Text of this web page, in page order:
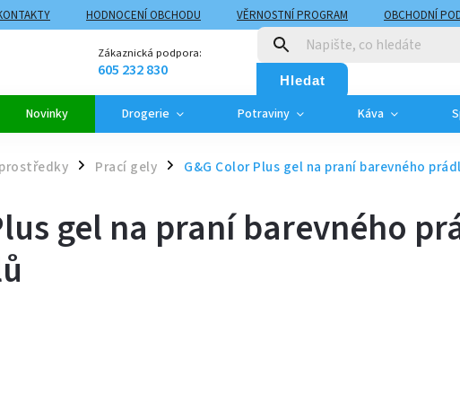
HODNOCENÍ OBCHODU VĚRNOSTNÍ PROGRAM OBCHODNÍ
MOJE OBJEDNÁVKA
Zákaznická podpora:
605 232 830 Hledat
Novinky Drogerie Potraviny Káva
/ Prací gely / G&G Color Plus gel na praní barevného
gel na praní barevného